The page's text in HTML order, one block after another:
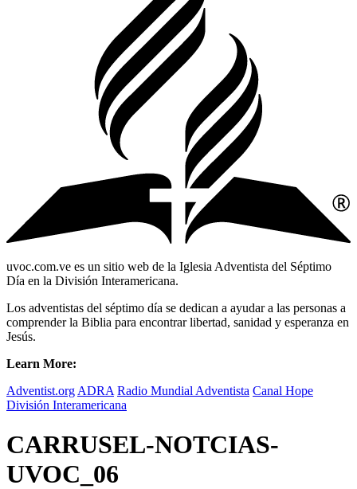
uvoc.com.ve es un sitio web de la Iglesia Adventista del Séptimo
Día en la División Interamericana.
Los adventistas del séptimo día se dedican a ayudar a las personas a
comprender la Biblia para encontrar libertad, sanidad y esperanza en
Jesús.
Learn More:
Adventist.org ADRA Radio Mundial Adventista Canal Hope
División Interamericana
CARRUSEL-NOTCIAS-
UVOC_06